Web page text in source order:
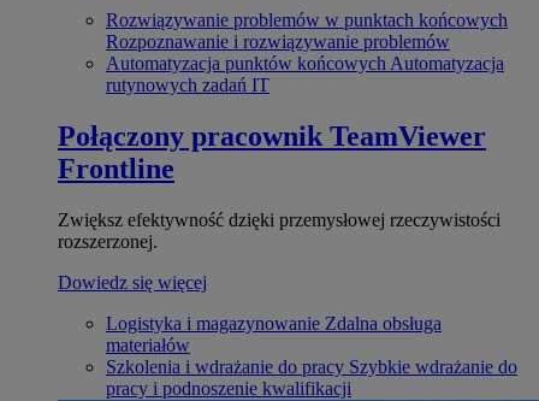
Rozwiązywanie problemów w punktach końcowych
Rozpoznawanie i rozwiązywanie problemów
Automatyzacja punktów końcowych Automatyzacja
rutynowych zadań IT
Połączony pracownik TeamViewer
Frontline
Zwiększ efektywność dzięki przemysłowej rzeczywistości
rozszerzonej.
Dowiedz się więcej
Logistyka i magazynowanie Zdalna obsługa
materiałów
Szkolenia i wdrażanie do pracy Szybkie wdrażanie do
pracy i podnoszenie kwalifikacji